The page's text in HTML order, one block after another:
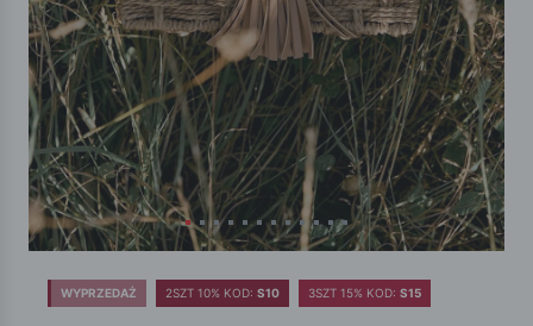
WYPRZEDAŻ 2SZT 10% KOD: S10 3SZT 15% KOD: S15